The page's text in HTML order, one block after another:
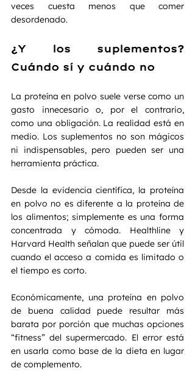
veces cuesta menos que comer
desordenado.
¿Y los suplementos?
Cuándo sí y cuándo no
La proteína en polvo suele verse como un
gasto innecesario o, por el contrario,
como una obligación. La realidad está en
medio. Los suplementos no son mágicos
ni indispensables, pero pueden ser una
herramienta práctica.
Desde la evidencia científica, la proteína
en polvo no es diferente a la proteína de
los alimentos; simplemente es una forma
concentrada y cómoda. Healthline y
Harvard Health señalan que puede ser útil
cuando el acceso a comida es limitado o
el tiempo es corto.
Económicamente, una proteína en polvo
de buena calidad puede resultar más
barata por porción que muchas opciones
“fitness” del supermercado. El error está
en usarla como base de la dieta en lugar
de complemento.